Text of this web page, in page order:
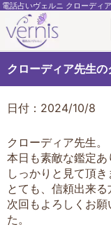
電話占いヴェルニ クローディ
クローディア先生の
日付：2024/10/8
クローディア先生。
本日も素敵な鑑定あ
しっかりと見て頂き
とても、信頼出来
次回もよろしくお
た。